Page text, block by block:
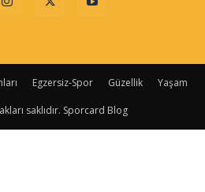
Egzersiz-Spor Güzellik Yaşam
saklıdır. Sporcard Blog